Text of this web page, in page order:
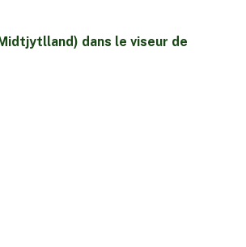
dans le viseur de